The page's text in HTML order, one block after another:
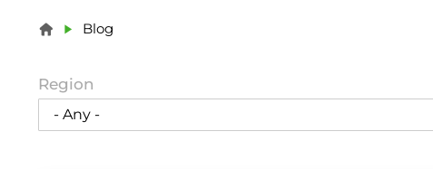
You are here
Blog
Region